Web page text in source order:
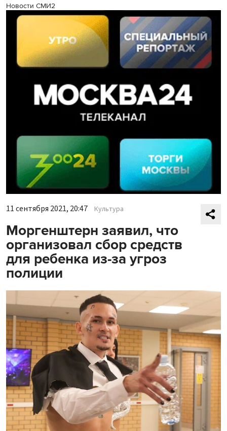
Новости СМИ2
11 сентября 2021, 20:47 Культура
Моргенштерн заявил, что
организовал сбор средств
для ребенка из-за угроз
полиции